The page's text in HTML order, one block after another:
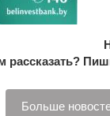
рассказать?
Больше